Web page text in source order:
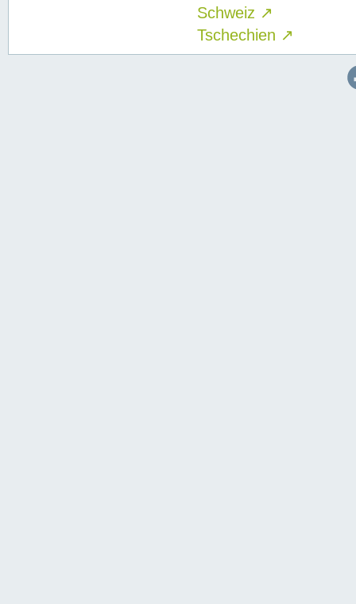
Schweiz ↗
Tschechien ↗